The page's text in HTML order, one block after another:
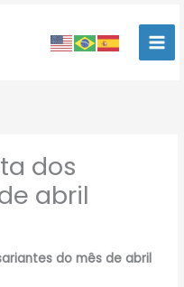
dos
abril
do mês de abril